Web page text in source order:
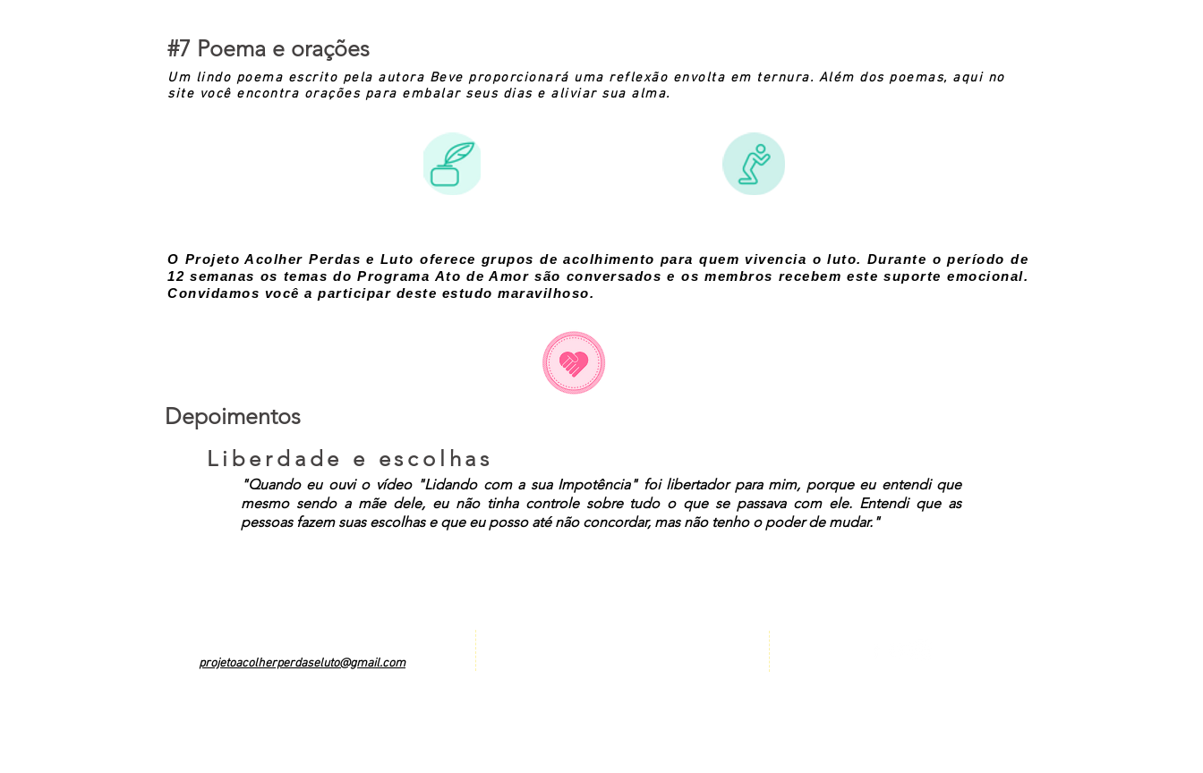
#7 Poema e orações
Um lindo poema escrito pela autora Beve proporcionará uma reflexão envolta em ternura. Além dos poemas, aqui no
site você encontra orações para embalar seus dias e aliviar sua alma.
O Projeto Acolher Perdas e Luto oferece grupos de acolhimento para quem vivencia o luto. Durante o período de
12 semanas os temas do Programa Ato de Amor são conversados e os membros recebem este suporte emocional.
Convidamos você a participar deste estudo maravilhoso.
Depoimentos
Liberdade e escolhas
"Quando eu ouvi o vídeo "Lidando com a sua Impotência" foi libertador para mim, porque eu entendi que
mesmo sendo a mãe dele, eu não tinha controle sobre tudo o que se passava com ele. Entendi que as
pessoas fazem suas escolhas e que eu posso até não concordar, mas não tenho o poder de mudar."
projetoacolherperdaseluto@gmail.com